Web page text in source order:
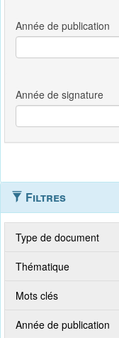
Filtres
Type de document
Thématique
Mots clés
Année de publication